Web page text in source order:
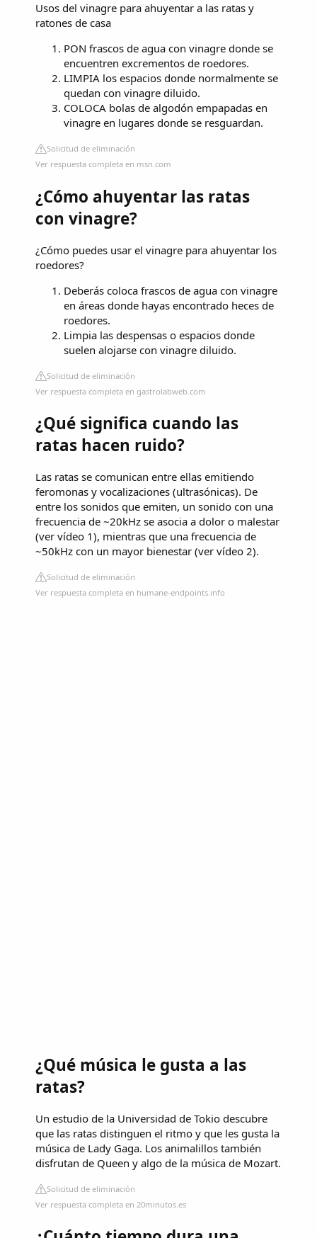
Usos del vinagre para ahuyentar a las ratas y
ratones de casa
PON frascos de agua con vinagre donde se
encuentren excrementos de roedores.
LIMPIA los espacios donde normalmente se
quedan con vinagre diluido.
COLOCA bolas de algodón empapadas en
vinagre en lugares donde se resguardan.
Solicitud de eliminación
Ver respuesta completa en msn.com
¿Cómo ahuyentar las ratas
con vinagre?
¿Cómo puedes usar el vinagre para ahuyentar los
roedores?
Deberás coloca frascos de agua con vinagre
en áreas donde hayas encontrado heces de
roedores.
Limpia las despensas o espacios donde
suelen alojarse con vinagre diluido.
Solicitud de eliminación
Ver respuesta completa en gastrolabweb.com
¿Qué significa cuando las
ratas hacen ruido?
Las ratas se comunican entre ellas emitiendo
feromonas y vocalizaciones (ultrasónicas). De
entre los sonidos que emiten, un sonido con una
frecuencia de ~20kHz se asocia a dolor o malestar
(ver vídeo 1), mientras que una frecuencia de
~50kHz con un mayor bienestar (ver vídeo 2).
Solicitud de eliminación
Ver respuesta completa en humane-endpoints.info
¿Qué música le gusta a las
ratas?
Un estudio de la Universidad de Tokio descubre
que las ratas distinguen el ritmo y que les gusta la
música de Lady Gaga. Los animalillos también
disfrutan de Queen y algo de la música de Mozart.
Solicitud de eliminación
Ver respuesta completa en 20minutos.es